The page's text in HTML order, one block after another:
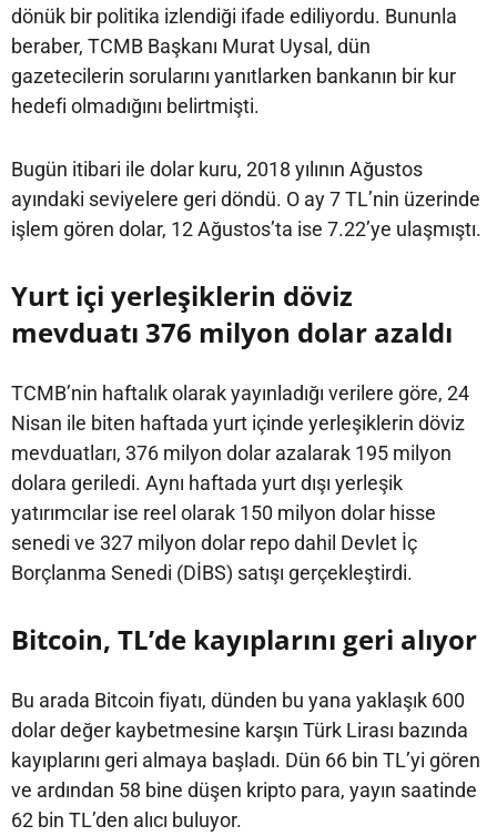
dönük bir politika izlendiği ifade ediliyordu. Bununla
beraber, TCMB Başkanı Murat Uysal, dün
gazetecilerin sorularını yanıtlarken bankanın bir kur
hedefi olmadığını belirtmişti.
Bugün itibari ile dolar kuru, 2018 yılının Ağustos
ayındaki seviyelere geri döndü. O ay 7 TL’nin üzerinde
işlem gören dolar, 12 Ağustos’ta ise 7.22’ye ulaşmıştı.
Yurt içi yerleşiklerin döviz
mevduatı 376 milyon dolar azaldı
TCMB’nin haftalık olarak yayınladığı verilere göre, 24
Nisan ile biten haftada yurt içinde yerleşiklerin döviz
mevduatları, 376 milyon dolar azalarak 195 milyon
dolara geriledi. Aynı haftada yurt dışı yerleşik
yatırımcılar ise reel olarak 150 milyon dolar hisse
senedi ve 327 milyon dolar repo dahil Devlet İç
Borçlanma Senedi (DİBS) satışı gerçekleştirdi.
Bitcoin, TL’de kayıplarını geri alıyor
Bu arada Bitcoin fiyatı, dünden bu yana yaklaşık 600
dolar değer kaybetmesine karşın Türk Lirası bazında
kayıplarını geri almaya başladı. Dün 66 bin TL’yi gören
ve ardından 58 bine düşen kripto para, yayın saatinde
62 bin TL’den alıcı buluyor.